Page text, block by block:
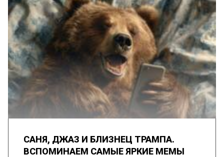
САНЯ, ДЖАЗ И БЛИЗНЕЦ ТРАМПА.
ВСПОМИНАЕМ САМЫЕ ЯРКИЕ МЕМЫ